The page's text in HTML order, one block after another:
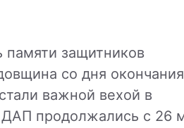
памяти защитников
со дня окончания
важной вехой в
продолжались с 26